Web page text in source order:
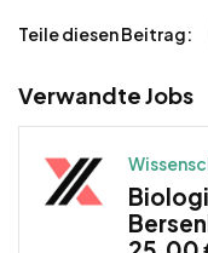
Teile diesen Beitrag:
Verwandte Jobs